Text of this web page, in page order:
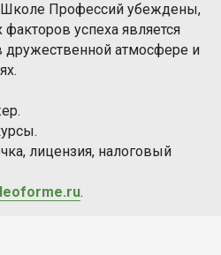
Профессий убеждены,
успеха является
дружественной атмосфере и
лицензия, налоговый
.